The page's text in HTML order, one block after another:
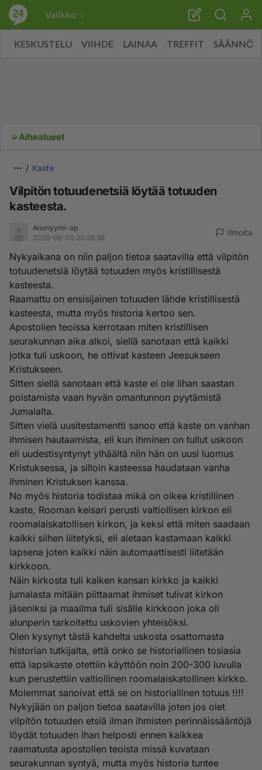
Valikko
KESKUSTELU VIIHDE LAINAA TREFFIT SÄÄNNÖT
Aihealueet
Kaste
Vilpitön totuudenetsiä löytää totuuden
kasteesta.
Anonyymi-ap
2026-06-05 20:28:38
Ilmoita
Nykyaikana on niin paljon tietoa saatavilla että vilpitön
totuudenetsiä löytää totuuden myös kristillisestä
kasteesta.
Raamattu on ensisijainen totuuden lähde kristillisestä
kasteesta, mutta myös historia kertoo sen.
Apostolien teoissa kerrotaan miten kristillisen
seurakunnan aika alkoi, siellä sanotaan että kaikki
jotka tuli uskoon, he ottivat kasteen Jeesukseen
Kristukseen.
Sitten siellä sanotaan että kaste ei ole lihan saastan
poistamista vaan hyvän omantunnon pyytämistä
Jumalalta.
Sitten vielä uusitestamentti sanoo että kaste on vanhan
ihmisen hautaamista, eli kun ihminen on tullut uskoon
eli uudestisyntynyt ylhäältä niin hän on uusi luomus
Kristuksessa, ja silloin kasteessa haudataan vanha
ihminen Kristuksen kanssa.
No myös historia todistaa mikä on oikea kristillinen
kaste, Rooman keisari perusti valtiollisen kirkon eli
roomalaiskatollisen kirkon, ja keksi että miten saadaan
kaikki siihen liitetyksi, eli aletaan kastamaan kaikki
lapsena joten kaikki näin automaattisesti liitetään
kirkkoon.
Näin kirkosta tuli kaiken kansan kirkko ja kaikki
jumalasta mitään piittaamat ihmiset tulivat kirkon
jäseniksi ja maailma tuli sisälle kirkkoon joka oli
alunperin tarkoitettu uskovien yhteisöksi.
Olen kysynyt tästä kahdelta uskosta osattomasta
historian tutkijalta, että onko se historiallinen tosiasia
että lapsikaste otettiin käyttöön noin 200-300 luvulla
kun perustettiin valtiollinen roomalaiskatollinen kirkko.
Molemmat sanoivat että se on historiallinen totuus !!!!
Nykyjään on paljon tietoa saatavilla joten jos olet
vilpitön totuuden etsiä ilman ihmisten perinnäissääntöjä
löydät totuuden ihan helposti ennen kaikkea
raamatusta apostolien teoista missä kuvataan
seurakunnan syntyä, mutta myös historia tuntee